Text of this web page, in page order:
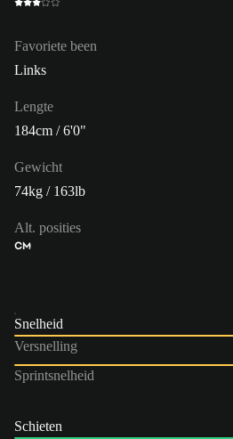
Favoriete been
Links
Lengte
184cm / 6'0"
Gewicht
74kg / 163lb
Alt. posities
CM
Snelheid
Versnelling
Sprintsnelheid
Schieten